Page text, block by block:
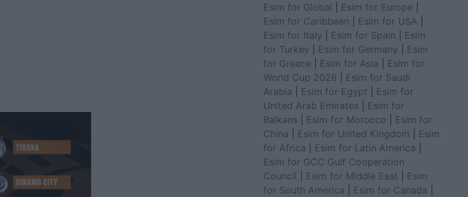
Esim for Global Esim for Europe
Esim for Caribbean
Esim for USA
Esim for Italy
Esim for Spain
Esim
for Turkey
Esim for Germany
Esim
for Greece
Esim for Asia
Esim for
World Cup 2026
Esim for Saudi
Arabia
Esim for Egypt
Esim for
United Arab Emirates
Esim for
Balkans
Esim for Morocco
Esim for
China
Esim for United Kingdom
Esim
for Africa
Esim for Latin America
Esim for GCC Gulf Cooperation
Council
Esim for Middle East
Esim
for South America
Esim for Canada